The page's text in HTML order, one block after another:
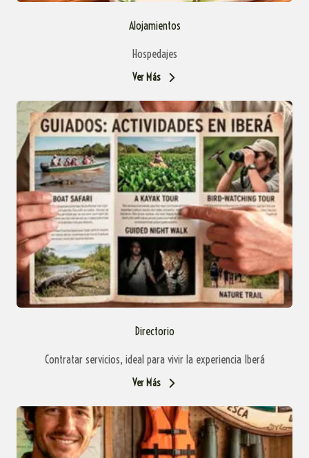
Alojamientos
Hospedajes
Ver Más
Directorio
Contratar servicios, ideal para vivir la experiencia Iberá
Ver Más